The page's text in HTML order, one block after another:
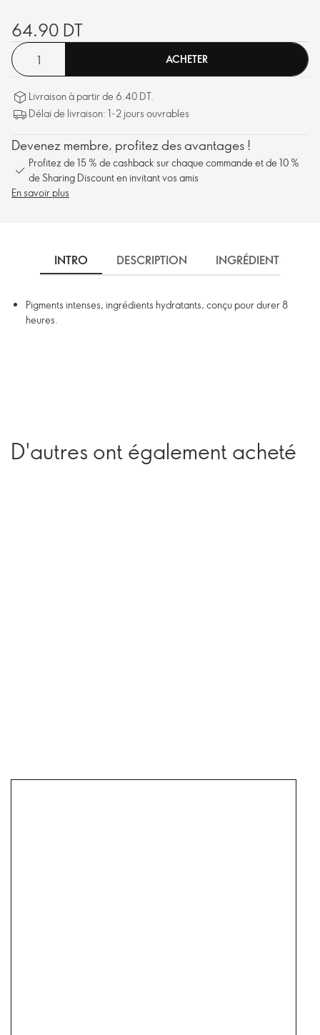
64.90 DT
ACHETER
Livraison à partir de 6.40 DT.
Délai de livraison: 1-2 jours ouvrables
Devenez membre, profitez des avantages !
Profitez de 15 % de cashback sur chaque commande et de 10 %
de Sharing Discount en invitant vos amis
En savoir plus
INTRO DESCRIPTION INGRÉDIENTS
Pigments intenses, ingrédients hydratants, conçu pour durer 8
heures.
D'autres ont également acheté